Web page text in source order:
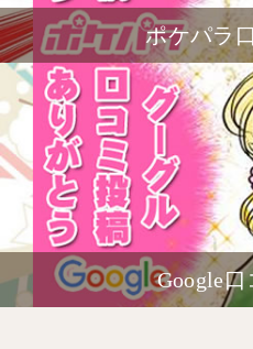
ポケパラ
Google